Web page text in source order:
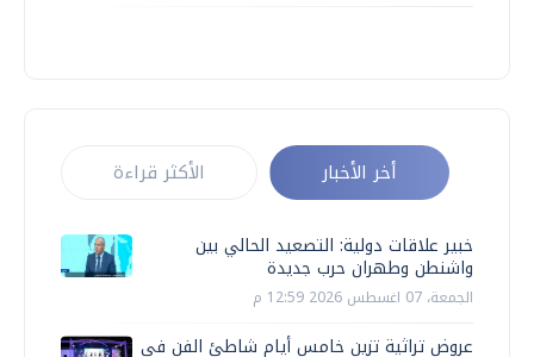
أخر الأخبار الأكثر قراءة
خبير علاقات دولية: التصعيد الحالي بين
واشنطن وطهران حرب جديدة
الجمعة، 07 اغسطس 2026 12:59 م
عروض تراثية تزين خامس أيام شاطئ الفن فى